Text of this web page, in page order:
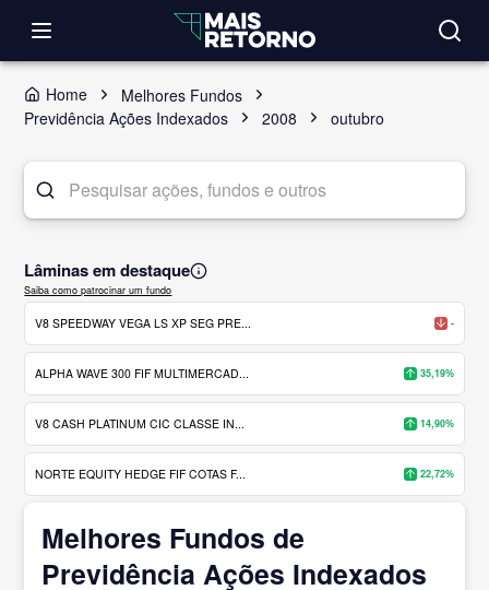
Home
Melhores Fundos
Previdência Ações Indexados
2008 outubro
Lâminas em destaque
Saiba como patrocinar um fundo
V8 SPEEDWAY VEGA LS XP SEG PRE... -
ALPHA WAVE 300 FIF MULTIMERCAD... 35,19%
V8 CASH PLATINUM CIC CLASSE IN... 14,90%
NORTE EQUITY HEDGE FIF COTAS F... 22,72%
Melhores Fundos de
Previdência Ações Indexados